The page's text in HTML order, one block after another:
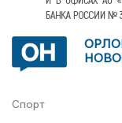
Спорт